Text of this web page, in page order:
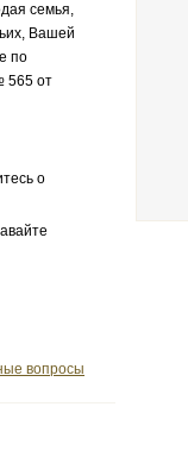
семья,
Вашей
по
565 от
о
вопросы